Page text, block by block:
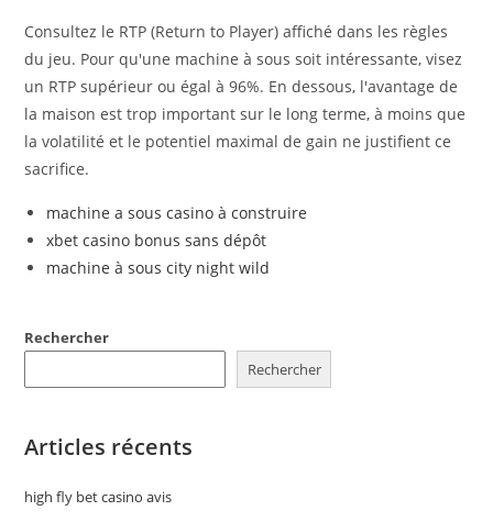
Consultez le RTP (Return to Player) affiché dans les règles
du jeu. Pour qu'une machine à sous soit intéressante, visez
un RTP supérieur ou égal à 96%. En dessous, l'avantage de
la maison est trop important sur le long terme, à moins que
la volatilité et le potentiel maximal de gain ne justifient ce
sacrifice.
machine a sous casino à construire
xbet casino bonus sans dépôt
machine à sous city night wild
Rechercher
Rechercher
Articles récents
high fly bet casino avis